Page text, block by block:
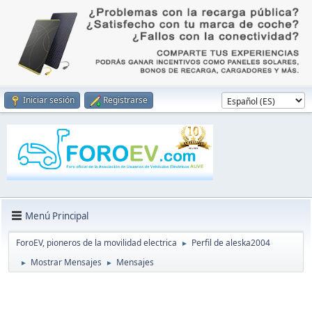
Iniciar sesión Registrarse
Menú Principal
ForoEV, pioneros de la movilidad electrica ► Perfil de aleska2004
► Mostrar Mensajes ► Mensajes